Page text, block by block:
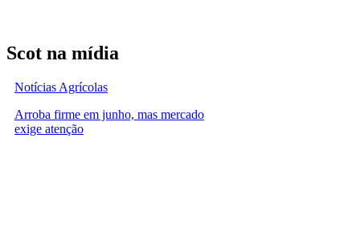
Scot na mídia
Notícias Agrícolas
Arroba firme em junho, mas mercado
exige atenção